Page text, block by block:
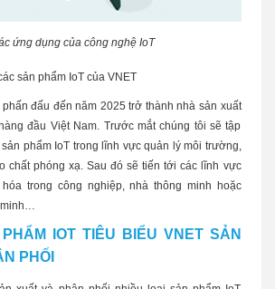
ứng dụng của công nghệ IoT
sản phẩm IoT của VNET
phấn đấu đến năm 2025 trở thành nhà sản xuất
đầu Việt Nam. Trước mắt chúng tôi sẽ tập
phẩm IoT trong lĩnh vực quản lý môi trường,
chất phóng xạ. Sau đó sẽ tiến tới các lĩnh vực
trong công nghiệp, nhà thông minh hoặc
IOT TIÊU BIỂU VNET SẢN
PHỐI